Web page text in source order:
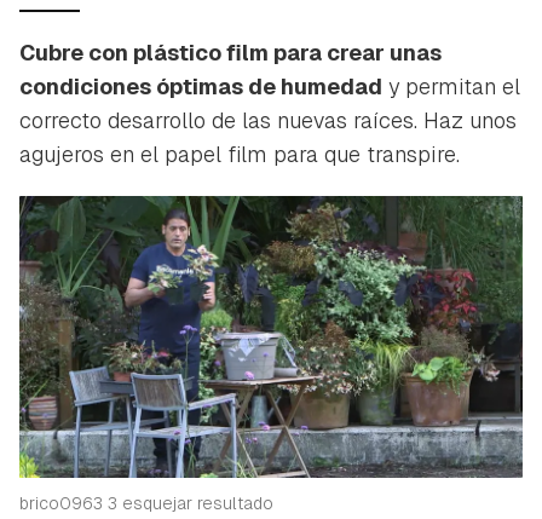
Cubre con plástico film para crear unas
condiciones óptimas de humedad y permitan el
correcto desarrollo de las nuevas raíces. Haz unos
agujeros en el papel film para que transpire.
brico0963 3 esquejar resultado